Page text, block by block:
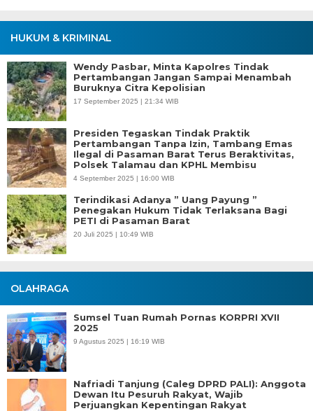
HUKUM & KRIMINAL
Wendy Pasbar, Minta Kapolres Tindak
Pertambangan Jangan Sampai Menambah
Buruknya Citra Kepolisian
17 September 2025 | 21:34 WIB
Presiden Tegaskan Tindak Praktik
Pertambangan Tanpa Izin, Tambang Emas
Ilegal di Pasaman Barat Terus Beraktivitas,
Polsek Talamau dan KPHL Membisu
4 September 2025 | 16:00 WIB
Terindikasi Adanya ” Uang Payung ”
Penegakan Hukum Tidak Terlaksana Bagi
PETI di Pasaman Barat
20 Juli 2025 | 10:49 WIB
OLAHRAGA
Sumsel Tuan Rumah Pornas KORPRI XVII
2025
9 Agustus 2025 | 16:19 WIB
Nafriadi Tanjung (Caleg DPRD PALI): Anggota
Dewan Itu Pesuruh Rakyat, Wajib
Perjuangkan Kepentingan Rakyat